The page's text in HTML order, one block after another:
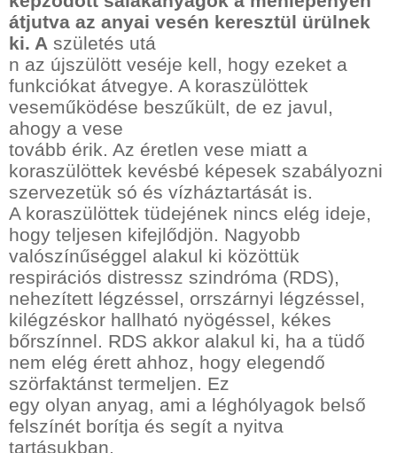
átjutva az anyai vesén keresztül ürülnek
ki. A születés utá
n az újszülött veséje kell, hogy ezeket a
funkciókat átvegye. A koraszülöttek
veseműködése beszűkült, de ez javul,
ahogy a vese
tovább érik. Az éretlen vese miatt a
koraszülöttek kevésbé képesek szabályozni
szervezetük só és vízháztartását is.
A koraszülöttek tüdejének nincs elég ideje,
hogy teljesen kifejlődjön. Nagyobb
valószínűséggel alakul ki közöttük
respirációs distressz szindróma (RDS),
nehezített légzéssel, orrszárnyi légzéssel,
kilégzéskor hallható nyögéssel, kékes
bőrszínnel. RDS akkor alakul ki, ha a tüdő
nem elég érett ahhoz, hogy elegendő
szörfaktánst termeljen. Ez
egy olyan anyag, ami a léghólyagok belső
felszínét borítja és segít a nyitva
tartásukban.